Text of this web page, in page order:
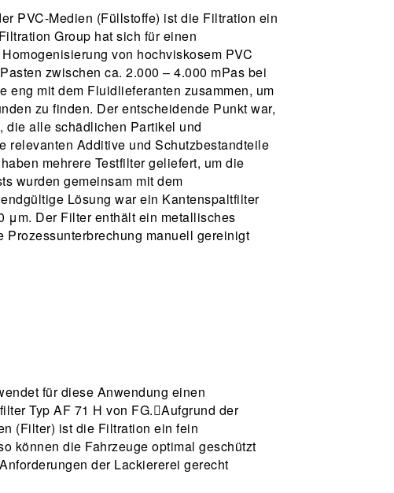
PVC-Medien (Füllstoffe) ist die Filtration ein
Group hat sich für einen
von hochviskosem PVC
zwischen ca. 2.000 – 4.000 mPas bei
eng mit dem Fluidlieferanten zusammen, um
zu finden. Der entscheidende Punkt war,
alle schädlichen Partikel und
relevanten Additive und Schutzbestandteile
mehrere Testfilter geliefert, um die
wurden gemeinsam mit dem
Lösung war ein Kantenspaltfilter
μm. Der Filter enthält ein metallisches
Prozessunterbrechung manuell gereinigt
für diese Anwendung einen
Typ AF 71 H von FG.Aufgrund der
(Filter) ist die Filtration ein fein
können die Fahrzeuge optimal geschützt
der Lackiererei gerecht